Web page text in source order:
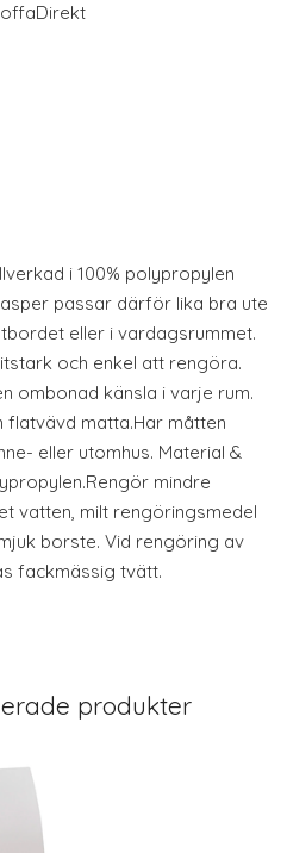
i 100% polypropylen
passar därför lika bra ute
eller i vardagsrummet.
och enkel att rengöra.
ombonad känsla i varje rum.
flatvävd matta.Har måtten
eller utomhus. Material &
mindre
vatten, milt rengöringsmedel
borste. Vid rengöring av
fackmässig tvätt.
produkter